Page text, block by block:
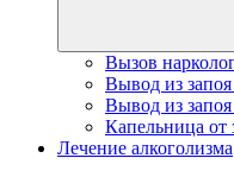
Вызов
Вывод из
Вывод из
Капельница от
Лечение алкоголизма